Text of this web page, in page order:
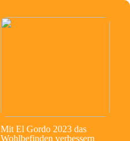
Mit El Gordo 2023 das
Wohlbefinden verbessern